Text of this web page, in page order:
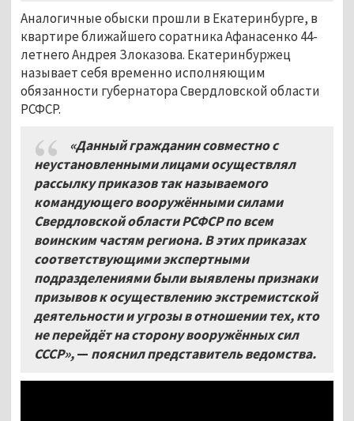
Аналогичные обыски прошли в Екатеринбурге, в
квартире ближайшего соратника Афанасенко 44-
летнего Андрея Злоказова. Екатеринбуржец
называет себя временно исполняющим
обязанности губернатора Свердловской области
РСФСР.
«Данный гражданин совместно с
неустановленными лицами осуществлял
рассылку приказов так называемого
командующего вооружёнными силами
Свердловской области РСФСР по всем
воинским частям региона. В этих приказах
соответствующими экспертными
подразделениями были выявлены признаки
призывов к осуществлению экстремистской
деятельности и угрозы в отношении тех, кто
не перейдёт на сторону вооружённых сил
СССР»,— пояснил представитель ведомства.